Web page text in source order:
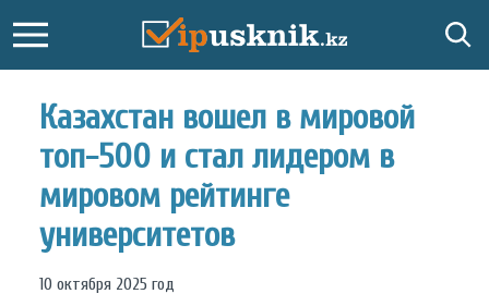
Казахстан вошел в мировой
топ-500 и стал лидером в
мировом рейтинге
университетов
10 октября 2025 год